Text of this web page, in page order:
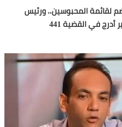
لقائمة المحبوسين.. ورئيس
في القضية 441